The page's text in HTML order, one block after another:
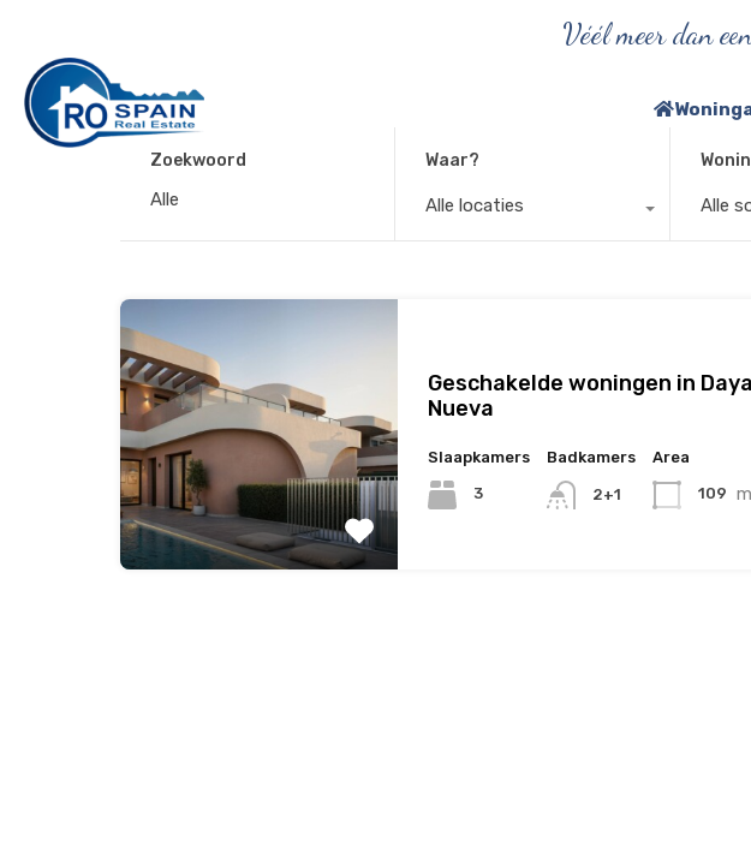
Véél meer dan
Zoekwoord Waar?
Alle locaties Alle
Geschakelde woningen in Daya
Nueva
Slaapkamers
3
Badkamers
2+1
Area
109